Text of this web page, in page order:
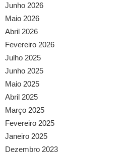
Junho 2026
Maio 2026
Abril 2026
Fevereiro 2026
Julho 2025
Junho 2025
Maio 2025
Abril 2025
Março 2025
Fevereiro 2025
Janeiro 2025
Dezembro 2023